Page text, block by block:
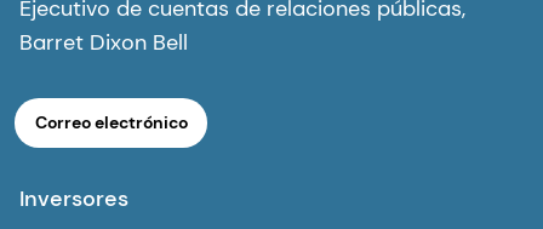
Ejecutivo de cuentas de relaciones públicas,
Barret Dixon Bell
Correo electrónico
Inversores